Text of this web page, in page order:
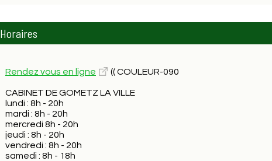
Horaires
Rendez vous en ligne (( COULEUR-090
CABINET DE GOMETZ LA VILLE
lundi : 8h - 20h
mardi : 8h - 20h
mercredi 8h - 20h
jeudi : 8h - 20h
vendredi : 8h - 20h
samedi : 8h - 18h